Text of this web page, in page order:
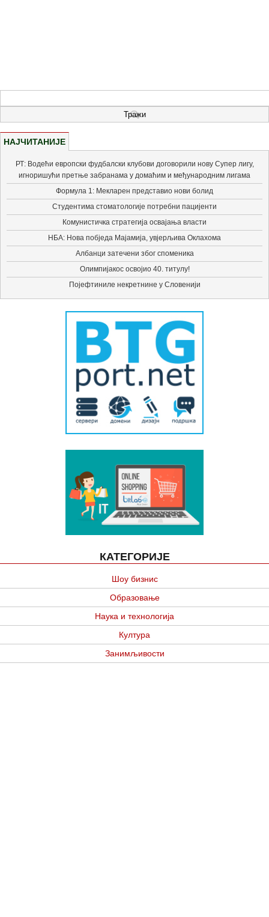
НАЈЧИТАНИЈЕ
РТ: Водећи европски фудбалски клубови договорили нову Супер лигу,
игноришући претње забранама у домаћим и међународним лигама
Формула 1: Мекларен представио нови болид
Студентима стоматологије потребни пацијенти
Комунистичка стратегија освајања власти
НБА: Нова побједа Мајамија, увјерљива Оклахома
Албанци затечени због споменика
Олимпијакос освојио 40. титулу!
Појефтиниле некретнине у Словенији
КАТЕГОРИЈЕ
Шоу бизнис
Образовање
Наука и технологија
Култура
Занимљивости